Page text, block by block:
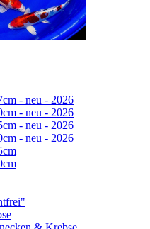
- neu - 2026
- neu - 2026
- neu - 2026
- neu - 2026